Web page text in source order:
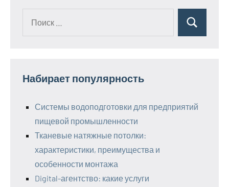
Поиск
Набирает популярность
Системы водоподготовки для предприятий
пищевой промышленности
Тканевые натяжные потолки:
характеристики, преимущества и
особенности монтажа
Digital-агентство: какие услуги